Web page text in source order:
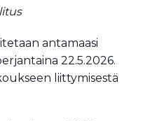
antamaasi
22.5.2026.
liittymisestä